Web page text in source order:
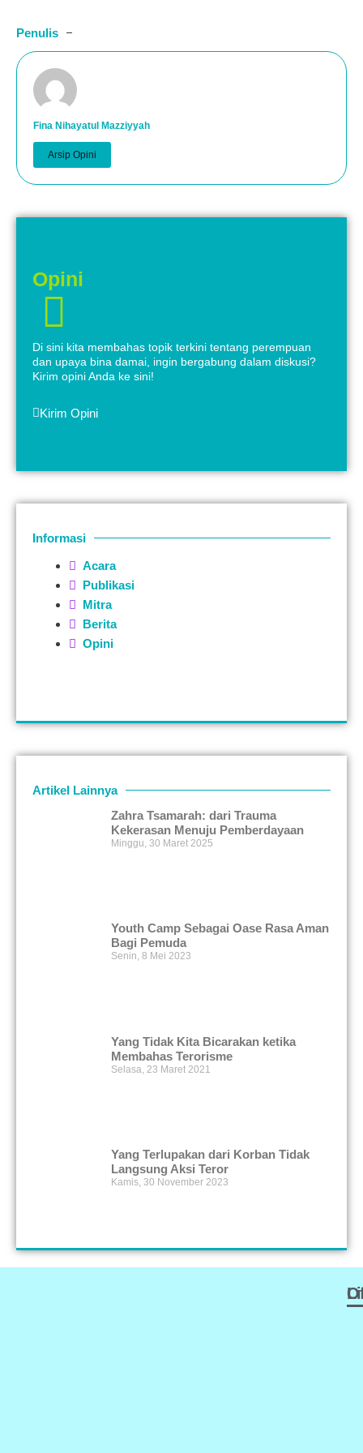
Penulis
Fina Nihayatul Mazziyyah
Arsip Opini
Opini
Di sini kita membahas topik terkini tentang perempuan
dan upaya bina damai, ingin bergabung dalam diskusi?
Kirim opini Anda ke sini!
Kirim Opini
Informasi
Acara
Publikasi
Mitra
Berita
Opini
Artikel Lainnya
Zahra Tsamarah: dari Trauma
Kekerasan Menuju Pemberdayaan
Minggu, 30 Maret 2025
Youth Camp Sebagai Oase Rasa Aman
Bagi Pemuda
Senin, 8 Mei 2023
Yang Tidak Kita Bicarakan ketika
Membahas Terorisme
Selasa, 23 Maret 2021
Yang Terlupakan dari Korban Tidak
Langsung Aksi Teror
Kamis, 30 November 2023